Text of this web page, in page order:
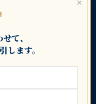
典シリーズ
×
て、
します。